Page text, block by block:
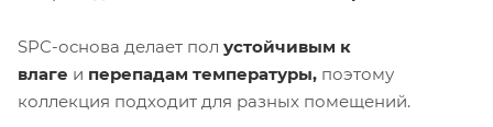
SPC-основа делает пол устойчивым к
влаге и перепадам температуры, поэтому
коллекция подходит для разных помещений.